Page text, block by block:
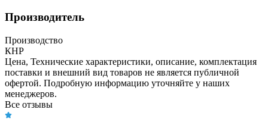
Производитель
Производство
КНР
Цена, Технические характеристики, описание, комплектация
поставки и внешний вид товаров не является публичной
офертой. Подробную информацию уточняйте у наших
менеджеров.
Все отзывы